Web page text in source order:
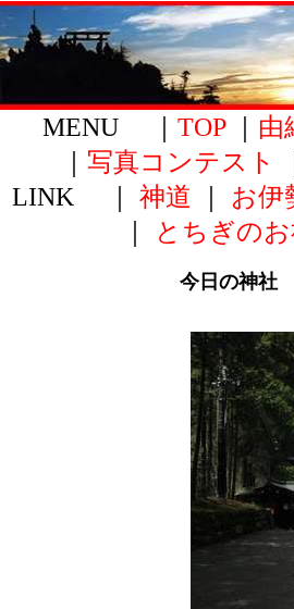
MENU ｜ TOP｜ 由
写真コンテスト
LINK ｜ 神道 お伊
とちぎの
今日の神社